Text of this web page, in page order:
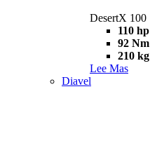
DesertX 100
110 hp
92 Nm
210 kg
Lee Mas
Diavel